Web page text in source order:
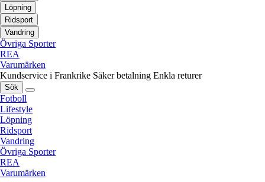
Löpning
Ridsport
Vandring
Övriga Sporter
REA
Varumärken
Kundservice i Frankrike Säker betalning Enkla returer
Sök
Fotboll
Lifestyle
Löpning
Ridsport
Vandring
Övriga Sporter
REA
Varumärken